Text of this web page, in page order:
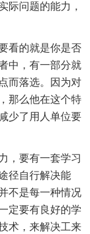
际问题的能力，
看的就是你是否
中，有一部分就
而落选。因为对
那么他在这个特
少了用人单位要
，要有一套学习
径自行解决能
不是每一种情况
定要有良好的学
术，来解决工来